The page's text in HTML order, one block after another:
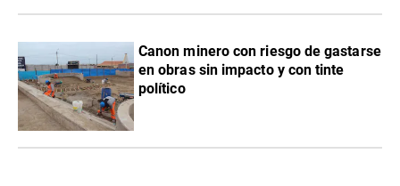
Canon minero con riesgo de gastarse
en obras sin impacto y con tinte
político